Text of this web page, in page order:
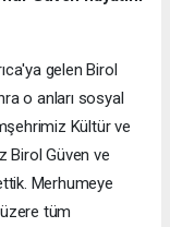
gelen Birol
o anları sosyal
Kültür ve
Birol Güven ve
Merhumeye
tüm